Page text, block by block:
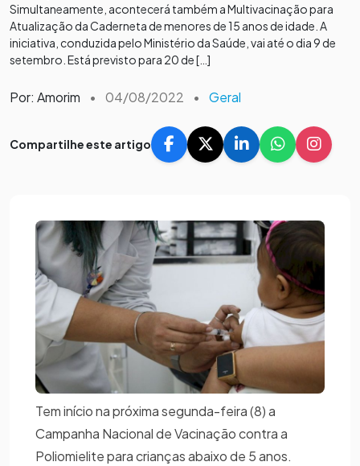
Simultaneamente, acontecerá também a Multivacinação para
Atualização da Caderneta de menores de 15 anos de idade. A
iniciativa, conduzida pelo Ministério da Saúde, vai até o dia 9 de
setembro. Está previsto para 20 de […]
Por: Amorim • 04/08/2022 • Geral
Compartilhe este artigo
Tem início na próxima segunda-feira (8) a
Campanha Nacional de Vacinação contra a
Poliomielite para crianças abaixo de 5 anos.